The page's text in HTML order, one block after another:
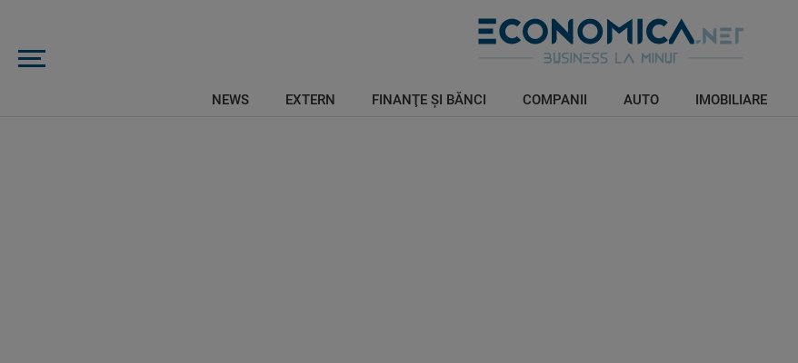
NEWS EXTERN FINANŢE ŞI BĂNCI COMPANII AUTO IMOBILIARE